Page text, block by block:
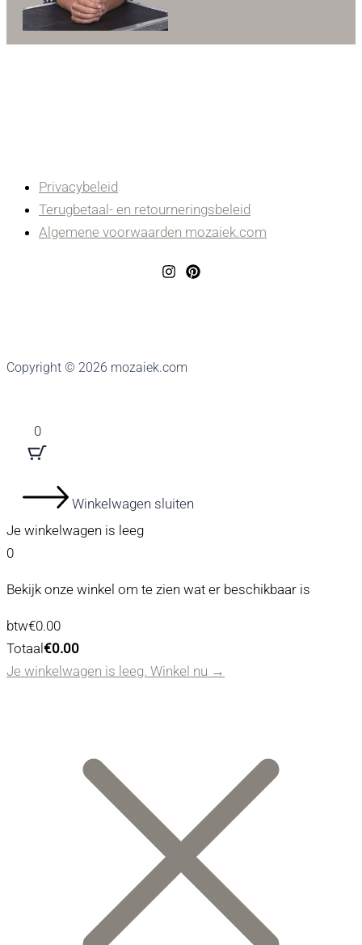
Privacybeleid
Terugbetaal- en retourneringsbeleid
Algemene voorwaarden mozaiek.com
Copyright © 2026 mozaiek.com
0
Winkelwagen sluiten
Je winkelwagen is leeg
0
Bekijk onze winkel om te zien wat er beschikbaar is
Belastingbedrag:
btw€0.00
Winkelwagen
Totaal:
Totaal €0.00
Je winkelwagen is leeg. Winkel nu →